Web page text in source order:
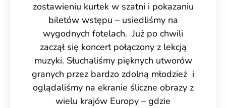
zostawieniu kurtek w szatni i pokazaniu
biletów wstępu – usiedliśmy na
wygodnych fotelach. Już po chwili
zaczął się koncert połączony z lekcją
muzyki. Słuchaliśmy pięknych utworów
granych przez bardzo zdolną młodzież i
oglądaliśmy na ekranie śliczne obrazy z
wielu krajów Europy – gdzie